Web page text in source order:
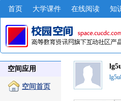
首页 大学课件 在线阅读 知
空间应用
空间首页